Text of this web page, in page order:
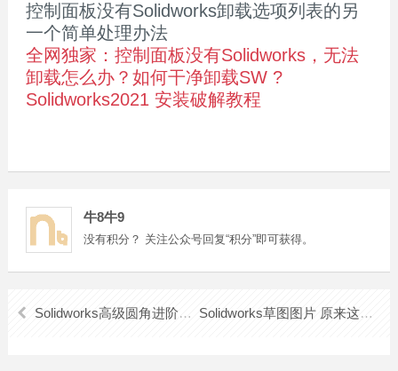
控制面板没有Solidworks卸载选项列表的另
一个简单处理办法
全网独家：控制面板没有Solidworks，无法
卸载怎么办？如何干净卸载SW ?
Solidworks2021 安装破解教程
牛8牛9
没有积分？ 关注公众号回复“积分”即可获得。
Solidworks高级圆角进阶，每天离高手近一点 Solidworks草图图片 原来这么好用！